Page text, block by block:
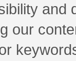
and
our